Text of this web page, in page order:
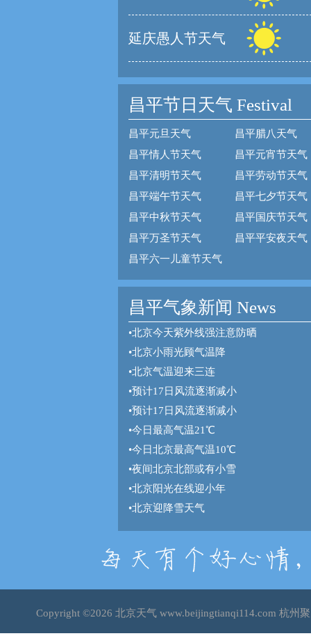
延庆愚人节天气
昌平节日天气 Festival
昌平元旦天气
昌平腊八天气
昌平情人节天气
昌平元宵节天气
昌平清明节天气
昌平劳动节天气
昌平端午节天气
昌平七夕节天气
昌平中秋节天气
昌平国庆节天气
昌平万圣节天气
昌平平安夜天气
昌平六一儿童节天气
昌平气象新闻 News
•北京今天紫外线强注意防晒
•北京小雨光顾气温降
•北京气温迎来三连
•预计17日风流逐渐减小
•预计17日风流逐渐减小
•今日最高气温21℃
•今日北京最高气温10℃
•夜间北京北部或有小雪
•北京阳光在线迎小年
•北京迎降雪天气
Copyright ©2026 北京天气www.beijingtianqi114.com 杭州